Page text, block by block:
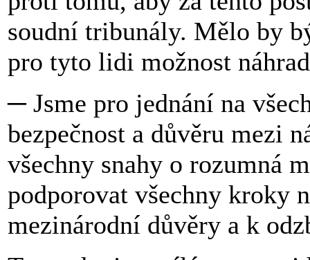
soudní tribunály. Mělo by
pro tyto lidi možnost
─ Jsme pro jednání na
bezpečnost a důvěru mezi
všechny snahy o rozumná
podporovat všechny kroky
mezinárodní důvěry a k